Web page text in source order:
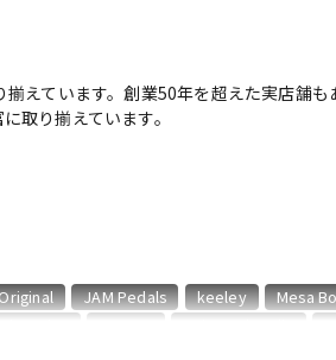
ン
配信/ライブ
機器
楽器ア
リ
えています。創業50年を超えた実店舗も
取り揃えています。
JAM Pedals keeley
Mesa